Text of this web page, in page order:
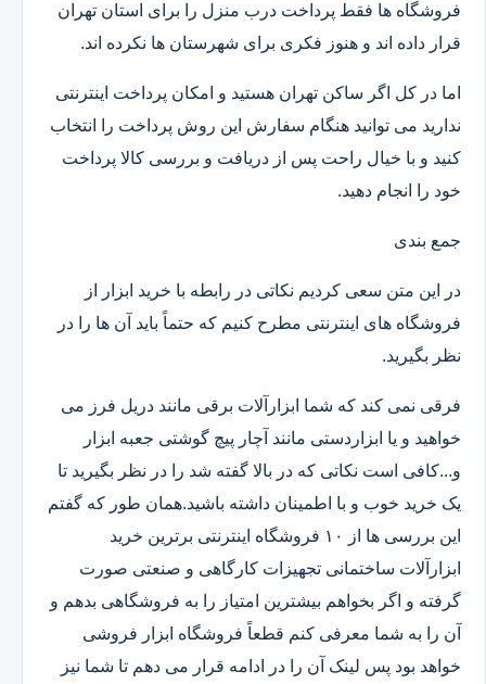
فروشگاه ها فقط پرداخت درب منزل را برای استان تهران
قرار داده اند و هنوز فکری برای شهرستان ها نکرده اند.
اما در کل اگر ساکن تهران هستید و امکان پرداخت اینترنتی
ندارید می توانید هنگام سفارش این روش پرداخت را انتخاب
کنید و با خیال راحت پس از دریافت و بررسی کالا پرداخت
خود را انجام دهید.
جمع بندی
در این متن سعی کردیم نکاتی در رابطه با خرید ابزار از
فروشگاه های اینترنتی مطرح کنیم که حتماً باید آن ها را در
نظر بگیرید.
فرقی نمی کند که شما ابزارآلات برقی مانند دریل فرز می
خواهید و یا ابزاردستی مانند آچار پیچ گوشتی جعبه ابزار
و...کافی است نکاتی که در بالا گفته شد را در نظر بگیرید تا
یک خرید خوب و با اطمینان داشته باشید.همان طور که گفتم
این بررسی ها از ۱۰ فروشگاه اینترنتی برترین خرید
ابزارآلات ساختمانی تجهیزات کارگاهی و صنعتی صورت
گرفته و اگر بخواهم بیشترین امتیاز را به فروشگاهی بدهم و
آن را به شما معرفی کنم قطعاً فروشگاه ابزار فروشی
خواهد بود پس لینک آن را در ادامه قرار می دهم تا شما نیز